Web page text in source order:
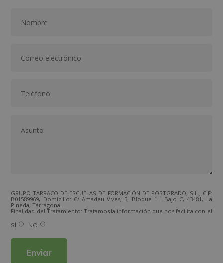
GRUPO TARRACO DE ESCUELAS DE FORMACIÓN DE POSTGRADO, S.L., CIF:
B01589969, Domicilio: C/ Amadeu Vives, 5, Bloque 1 - Bajo C, 43481, La
Pineda, Tarragona.
Finalidad del Tratamiento: Tratamos la información que nos facilita con el
los productos ofrecidos y otros tipo de productos que fueran de su
interés.
Derechos: Puede ejercitar sus derechos identificándose suficientemente,
Para más información consulte nuestra Política de Privacidad.
SÍ NO